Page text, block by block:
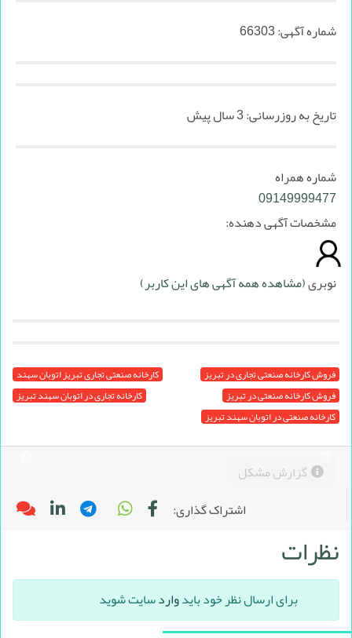
شماره آگهی:66303
تاریخ به روزرسانی:3 سال پیش
شماره همراه
09149999477
مشخصات آگهی دهنده:
نوبری(مشاهده همه آگهی های این کاربر)
فروش کارخانه صنعتی تجاری در تبریز
کارخانه صنعتی تجاری تبریز اتوبان سهند
فروش کارخانه صنعتی در تبریز
کارخانه تجاری در اتوبان سهند تبریز
کارخانه صنعتی در اتوبان سهند تبریز
گزارش مشکل
اشتراک گذاری:
نظرات
برای ارسال نظر خود بایدواردسایت شوید